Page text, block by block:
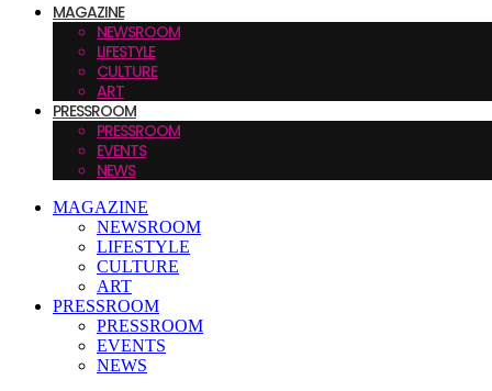
MAGAZINE
NEWSROOM
LIFESTYLE
CULTURE
ART
PRESSROOM
PRESSROOM
EVENTS
NEWS
MAGAZINE
NEWSROOM
LIFESTYLE
CULTURE
ART
PRESSROOM
PRESSROOM
EVENTS
NEWS